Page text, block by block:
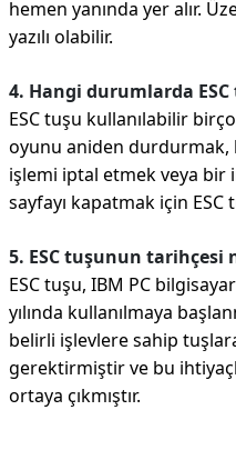
hemen yanında yer alır.
yazılı olabilir.
4. Hangi durumlarda
ESC tuşu kullanılabilir
oyunu aniden
işlemi iptal etmek veya bir
sayfayı kapatmak için ESC
5. ESC tuşunun tarihçesi
ESC tuşu, IBM PC
yılında kullanılmaya
belirli işlevlere sahip
gerektirmiştir ve bu
ortaya çıkmıştır.